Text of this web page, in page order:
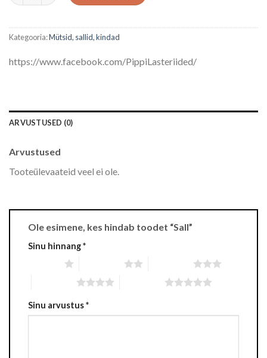
Kategooria:Mütsid, sallid, kindad
https://www.facebook.com/PippiLasteriided/
ARVUSTUSED (0)
Arvustused
Tooteülevaateid veel ei ole.
Ole esimene, kes hindab toodet “Sall”
Sinu hinnang*
Sinu arvustus*